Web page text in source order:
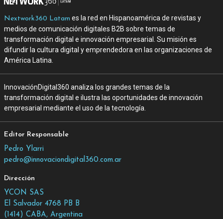
Nextwork360 Latam es la red en Hispanoamérica de revistas y
medios de comunicación digitales B2B sobre temas de
transformación digital e innovación empresarial. Su misión es
difundir la cultura digital y emprendedora en las organizaciones de
América Latina.
InnovaciónDigital360 analiza los grandes temas de la
transformación digital e ilustra las oportunidades de innovación
empresarial mediante el uso de la tecnología.
Editor Responsable
Pedro Ylarri
pedro@innovaciondigital360.com.ar
Dirección
YCON SAS
El Salvador 4768 PB B
(1414) CABA, Argentina